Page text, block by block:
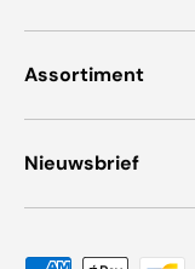
Assortiment
Nieuwsbrief